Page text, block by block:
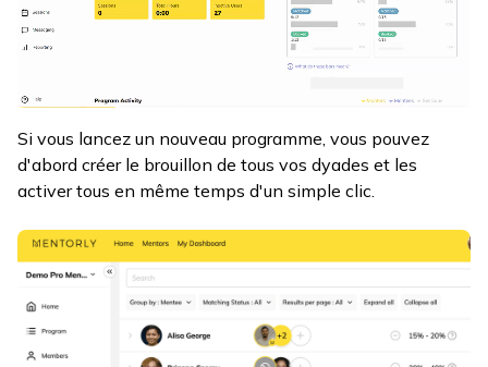
Si vous lancez un nouveau programme, vous pouvez
d'abord créer le brouillon de tous vos dyades et les
activer tous en même temps d'un simple clic.